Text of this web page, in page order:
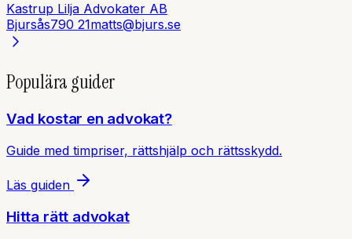
Kastrup Lilja Advokater AB
Bjursås790 21matts@bjurs.se
Populära guider
Vad kostar en advokat?
Guide med timpriser, rättshjälp och rättsskydd.
Läs guiden
Hitta rätt advokat